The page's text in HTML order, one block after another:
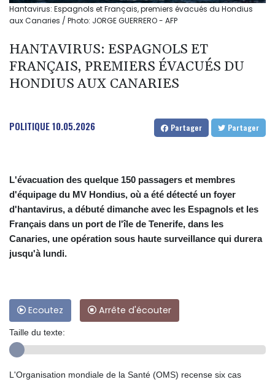
Hantavirus: Espagnols et Français, premiers évacués du Hondius
aux Canaries / Photo: JORGE GUERRERO - AFP
HANTAVIRUS: ESPAGNOLS ET
FRANÇAIS, PREMIERS ÉVACUÉS DU
HONDIUS AUX CANARIES
POLITIQUE10.05.2026 Partager Partager
L'évacuation des quelque 150 passagers et membres
d'équipage du MV Hondius, où a été détecté un foyer
d'hantavirus, a débuté dimanche avec les Espagnols et les
Français dans un port de l'île de Tenerife, dans les
Canaries, une opération sous haute surveillance qui durera
jusqu'à lundi.
Ecoutez Arrête d'écouter
Taille du texte:
L'Organisation mondiale de la Santé (OMS) recense six cas